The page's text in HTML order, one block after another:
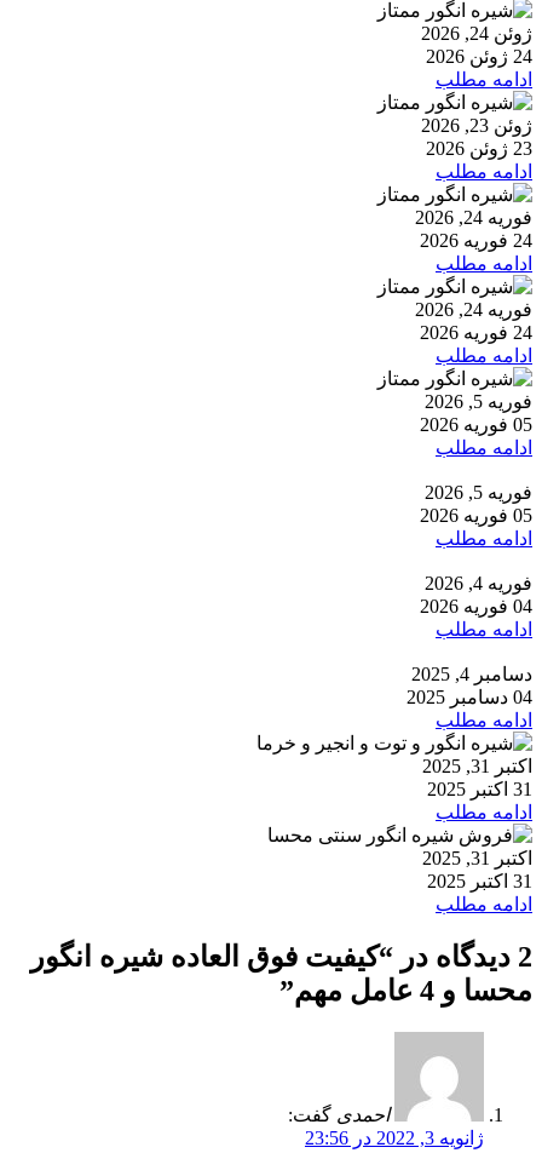
ژوئن 24, 2026
24 ژوئن 2026
ادامه مطلب
ژوئن 23, 2026
23 ژوئن 2026
ادامه مطلب
فوریه 24, 2026
24 فوریه 2026
ادامه مطلب
فوریه 24, 2026
24 فوریه 2026
ادامه مطلب
فوریه 5, 2026
05 فوریه 2026
ادامه مطلب
فوریه 5, 2026
05 فوریه 2026
ادامه مطلب
فوریه 4, 2026
04 فوریه 2026
ادامه مطلب
دسامبر 4, 2025
04 دسامبر 2025
ادامه مطلب
اکتبر 31, 2025
31 اکتبر 2025
ادامه مطلب
اکتبر 31, 2025
31 اکتبر 2025
ادامه مطلب
2 دیدگاه در “
کیفیت فوق العاده شیره انگور
محسا و 4 عامل مهم
”
احمدی گفت:
ژانویه 3, 2022 در 23:56